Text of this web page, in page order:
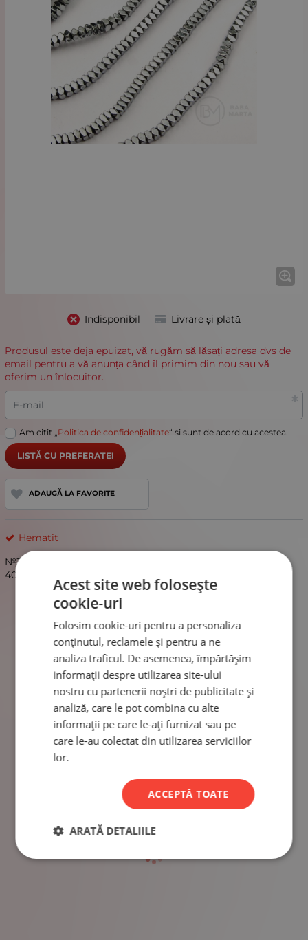
Indisponibil Livrare și plată
Produsul este deja epuizat, vă rugăm să lăsați adresa dvs de
email pentru a vă anunța când îl primim din nou sau vă
oferim un înlocuitor.
E-mail
Am citit „ Politica de confidențialitate“ si sunt de acord cu acestea.
LISTĂ CU PREFERATE!
ADAUGĂ LA FAVORITE
Hematit
№353617 Hematit 2x1.2mm culoare argintie gaură 0.8mm
40cm ~310 buc 1 bradAcest site web folosește
cookie-uri
Folosim cookie-uri pentru a personaliza
conținutul, reclamele și pentru a ne
analiza traficul. De asemenea, împărtășim
informații despre utilizarea site-ului
nostru cu partenerii noștri de publicitate și
analiză, care le pot combina cu alte
informații pe care le-ați furnizat sau pe
care le-au colectat din utilizarea serviciilor
lor.
ACCEPTĂ TOATE
ARATĂ DETALIILE